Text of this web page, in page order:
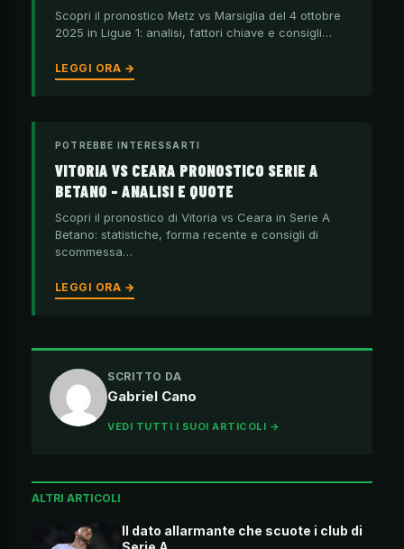
Scopri il pronostico Metz vs Marsiglia del 4 ottobre
2025 in Ligue 1: analisi, fattori chiave e consigli…
LEGGI ORA →
POTREBBE INTERESSARTI
VITORIA VS CEARA PRONOSTICO SERIE A
BETANO – ANALISI E QUOTE
Scopri il pronostico di Vitoria vs Ceara in Serie A
Betano: statistiche, forma recente e consigli di
scommessa…
LEGGI ORA →
SCRITTO DA
Gabriel Cano
VEDI TUTTI I SUOI ARTICOLI →
ALTRI ARTICOLI
Il dato allarmante che scuote i club di